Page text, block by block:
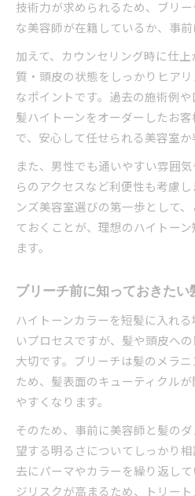
技術力が求められるため、ブリ
な美容師が在籍しているか、事前
加えて、カウンセリング時に仕
質・頭皮の状態をしっかりヒア
なポイントです。過去の施術例
髪ハイトーンをオーダーしたお
で、安心して任せられる美容室か
また、男性でも通いやすい雰囲
らのアクセスなど利便性も考慮
ンズ美容室選びの第一歩として
ておくことが、理想のハイトー
ます。
ブリーチ前に知っておきたい
ハイトーンカラーを短髪に入れ
いプロセスですが、髪や頭皮へ
大切です。ブリーチは髪のメラ
ため、髪表面のキューティクル
やすくなります。
そのため、事前に美容師と髪の
望する明るさについてしっかり
去にパーマやカラーを繰り返し
ジリスクが高まるため、トリー